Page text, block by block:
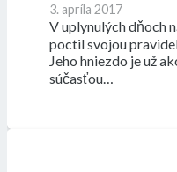
3. apríla 2017
V uplynulých dňoch
poctil svojou
Jeho hniezdo je už
súčasťou…